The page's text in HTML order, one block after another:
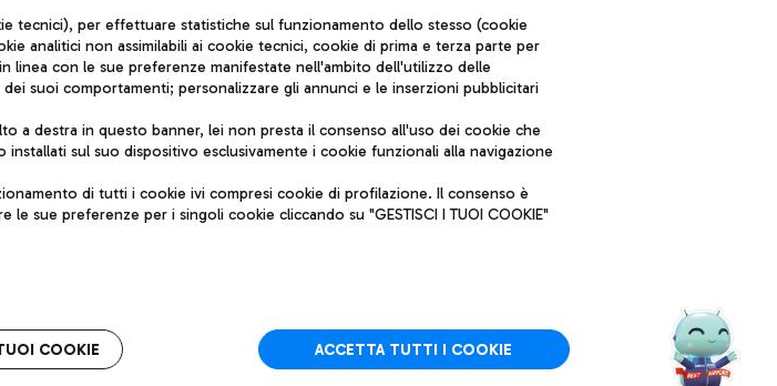
legali
sito
Roma FCO
L'aeroporto stellato
QUALITÀ SOSTENIBILITÀ INNOVAZIONE
tecnici), per effettuare statistiche sul funzionamento dello stesso (cookie
analitici non assimilabili ai cookie tecnici, cookie di prima e terza parte per
linea con le sue preferenze manifestate nell'ambito dell'utilizzo delle
suoi comportamenti; personalizzare gli annunci e le inserzioni pubblicitari
a destra in questo banner, lei non presta il consenso all'uso dei cookie che
sul suo dispositivo esclusivamente i cookie funzionali alla navigazione
di tutti i cookie ivi compresi cookie di profilazione. Il consenso è
sue preferenze per i singoli cookie cliccando su "GESTISCI I TUOI COOKIE"
COOKIE ACCETTA TUTTI I COOKIE